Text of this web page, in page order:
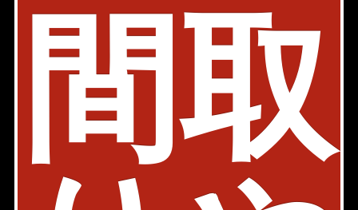
間取
物件詳細
パークウェル市ヶ谷
南北線 市ヶ谷駅 6分
東京都新宿区払方町20-2
築年: 2001年3月
部屋件数: 0部屋